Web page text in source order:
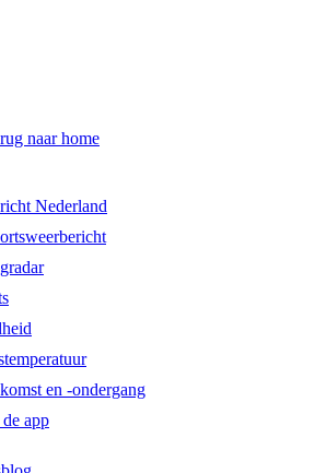
naar home
Nederland
en -ondergang
app